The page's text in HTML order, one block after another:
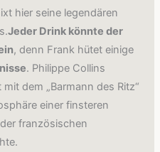
hier seine legendären
Jeder Drink könnte der
, denn Frank hütet einige
. Philippe Collins
mit dem „Barmann des Ritz“
einer finsteren
französischen